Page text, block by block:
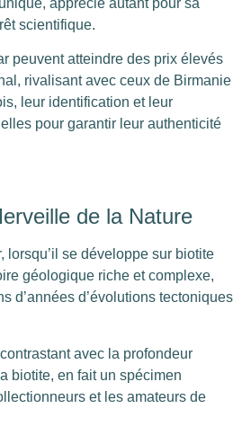
apprécié autant pour sa
scientifique.
peuvent atteindre des prix élevés
rivalisant avec ceux de Birmanie
leur identification et leur
pour garantir leur authenticité
de la Nature
lorsqu’il se développe sur biotite
géologique riche et complexe,
d’années d’évolutions tectoniques
avec la profondeur
biotite, en fait un spécimen
et les amateurs de